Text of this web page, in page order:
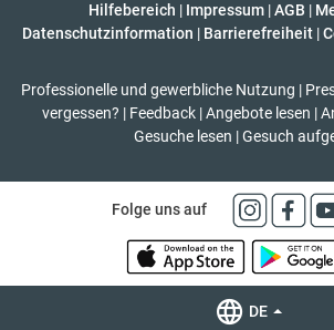
Hilfebereich | Impressum |AGB |
Datenschutzinformation | Barrierefreiheit |
Professionelle und gewerbliche Nutzung |
vergessen? | Feedback | Angebote lesen |
Gesuche lesen | Gesuch
Folge uns auf
DE